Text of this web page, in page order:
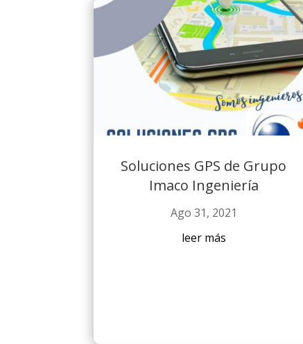
Soluciones GPS de Grupo
Imaco Ingeniería
Ago 31, 2021
leer más